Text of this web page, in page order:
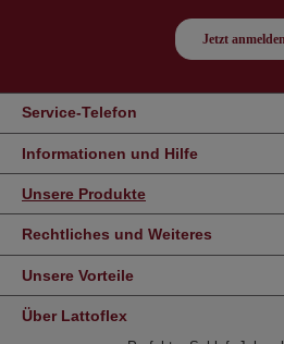
Service-Telefon
Informationen und Hilfe
Unsere Produkte
Rechtliches und Weiteres
Unsere Vorteile
Über Lattoflex